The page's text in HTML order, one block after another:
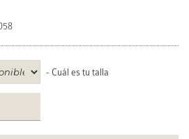
- Cuál es tu talla